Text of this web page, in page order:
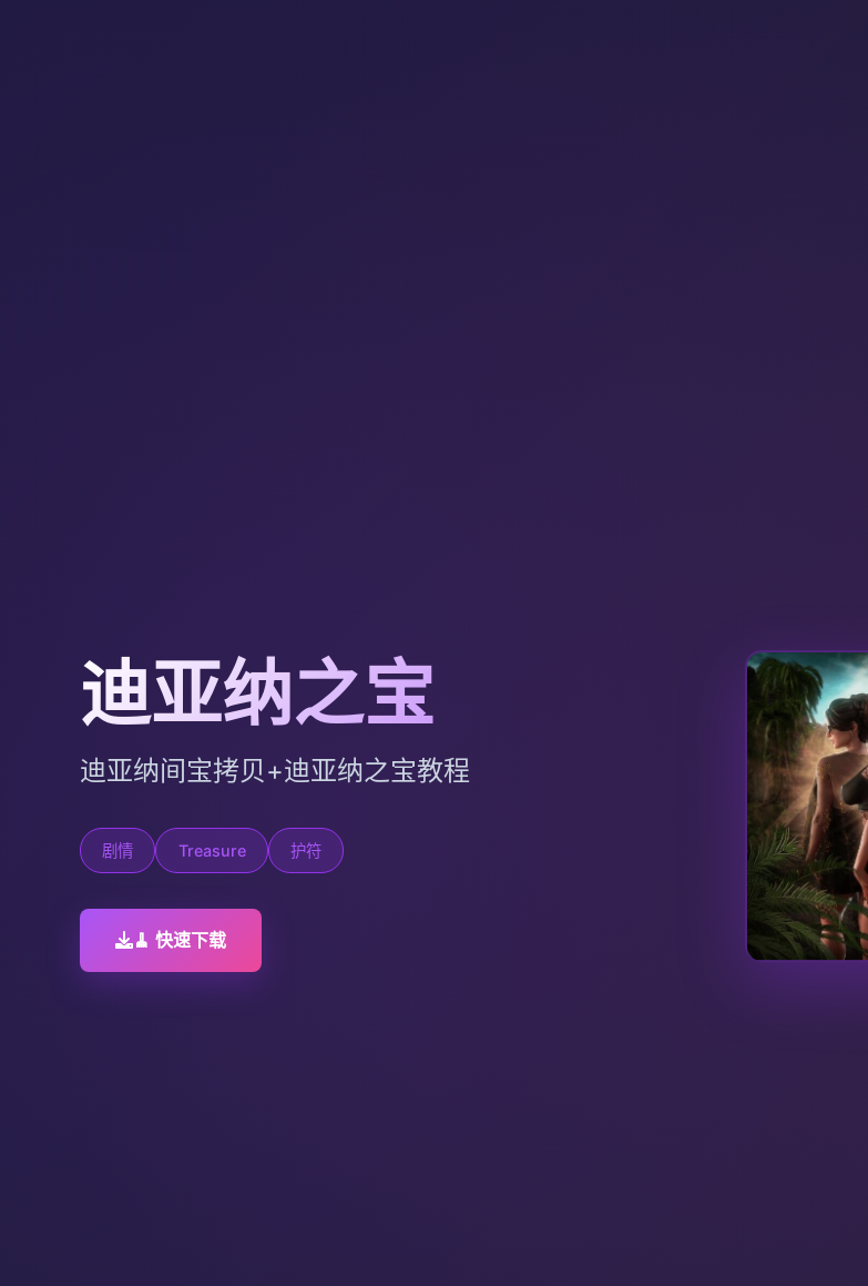
迪亚纳之宝
迪亚纳间宝拷贝+迪亚纳之宝教程
剧情 Treasure 护符
🧹 快速下载